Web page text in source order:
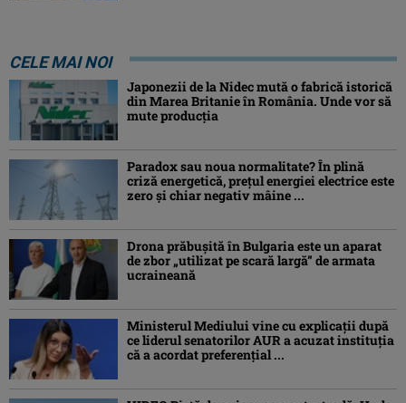
CELE MAI NOI
Japonezii de la Nidec mută o fabrică istorică
din Marea Britanie în România. Unde vor să
mute producția
Paradox sau noua normalitate? În plină
criză energetică, prețul energiei electrice este
zero și chiar negativ mâine ...
Drona prăbuşită în Bulgaria este un aparat
de zbor „utilizat pe scară largă” de armata
ucraineană
Ministerul Mediului vine cu explicații după
ce liderul senatorilor AUR a acuzat instituția
că a acordat preferențial ...